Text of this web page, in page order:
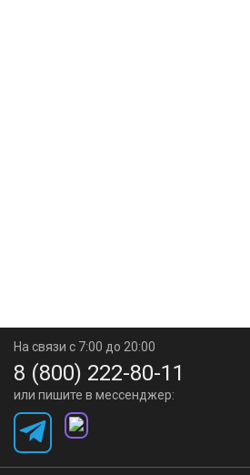
На связи с 7:00 до 20:00
8 (800) 222-80-11
или пишите в мессенджер: